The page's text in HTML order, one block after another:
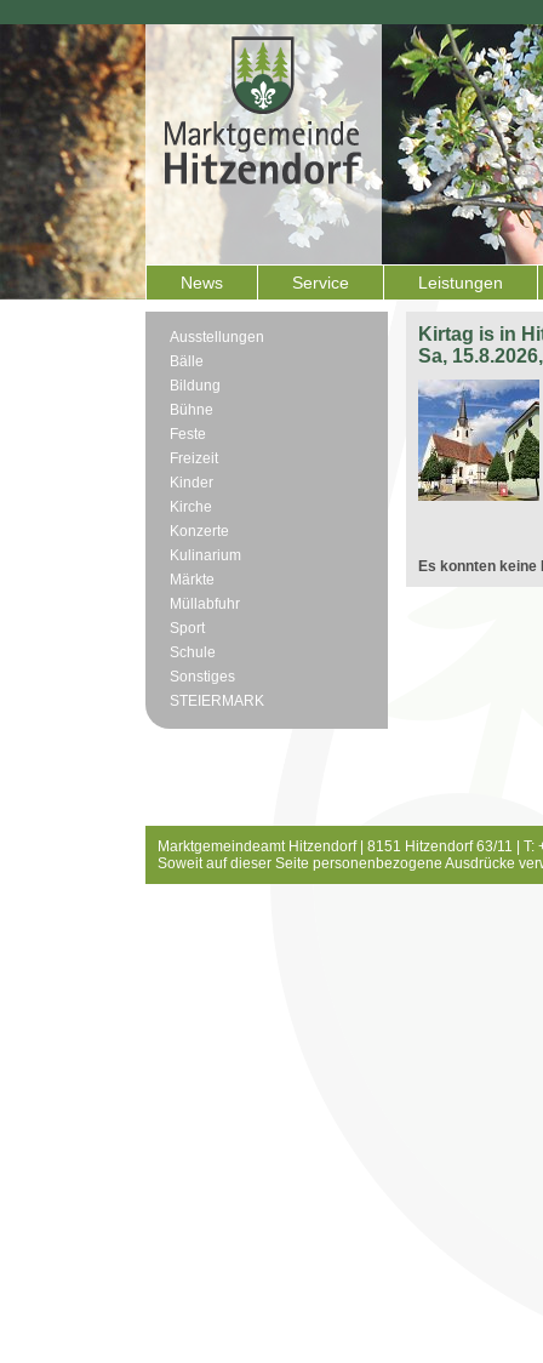
News Service Leistungen
Ausstellungen
Bälle
Bildung
Bühne
Feste
Freizeit
Kinder
Kirche
Konzerte
Kulinarium
Märkte
Müllabfuhr
Sport
Schule
Sonstiges
STEIERMARK
Kirtag is in
Sa,
Es konnten keine
Marktgemeindeamt Hitzendorf | 8151 Hitzendorf 63/11 |
Soweit auf dieser Seite personenbezogene Ausdrücke